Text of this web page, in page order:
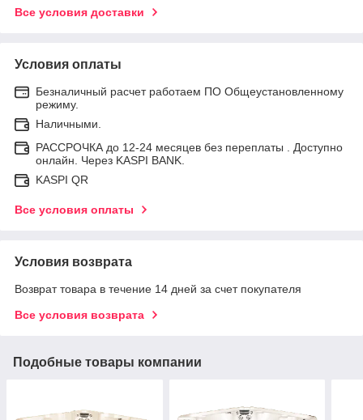
Все условия доставки
Условия оплаты
Безналичный расчет работаем ПО Общеустановленному
режиму.
Наличными.
РАССРОЧКА до 12-24 месяцев без переплаты . Доступно
онлайн. Через KASPI BANK.
KASPI QR
Все условия оплаты
Условия возврата
Возврат товара в течение 14 дней за счет покупателя
Все условия возврата
Подобные товары компании